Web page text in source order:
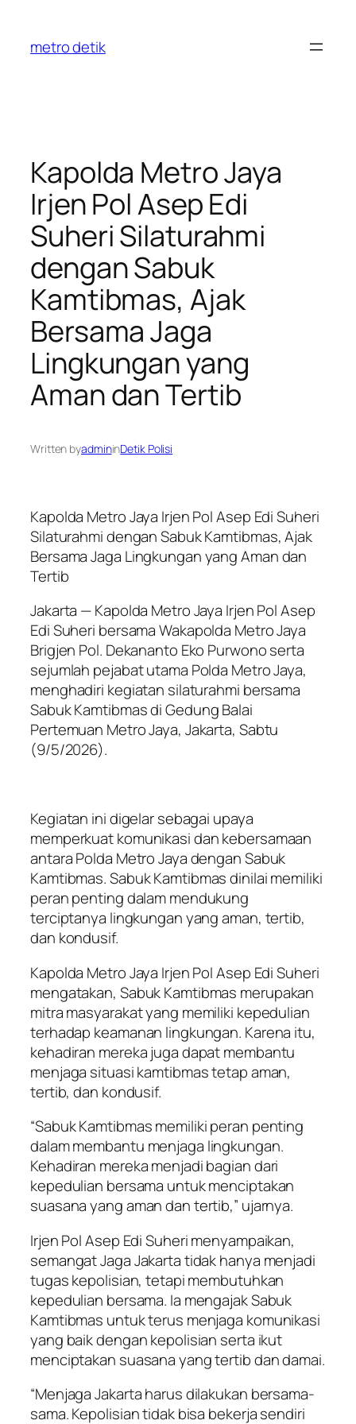
content
metro detik
Kapolda Metro Jaya
Irjen Pol Asep Edi
Suheri Silaturahmi
dengan Sabuk
Kamtibmas, Ajak
Bersama Jaga
Lingkungan yang
Aman dan Tertib
Written byadmininDetik Polisi
Kapolda Metro Jaya Irjen Pol Asep Edi Suheri
Silaturahmi dengan Sabuk Kamtibmas, Ajak
Bersama Jaga Lingkungan yang Aman dan
Tertib
Jakarta — Kapolda Metro Jaya Irjen Pol Asep
Edi Suheri bersama Wakapolda Metro Jaya
Brigjen Pol. Dekananto Eko Purwono serta
sejumlah pejabat utama Polda Metro Jaya,
menghadiri kegiatan silaturahmi bersama
Sabuk Kamtibmas di Gedung Balai
Pertemuan Metro Jaya, Jakarta, Sabtu
(9/5/2026).
Kegiatan ini digelar sebagai upaya
memperkuat komunikasi dan kebersamaan
antara Polda Metro Jaya dengan Sabuk
Kamtibmas. Sabuk Kamtibmas dinilai memiliki
peran penting dalam mendukung
terciptanya lingkungan yang aman, tertib,
dan kondusif.
Kapolda Metro Jaya Irjen Pol Asep Edi Suheri
mengatakan, Sabuk Kamtibmas merupakan
mitra masyarakat yang memiliki kepedulian
terhadap keamanan lingkungan. Karena itu,
kehadiran mereka juga dapat membantu
menjaga situasi kamtibmas tetap aman,
tertib, dan kondusif.
“Sabuk Kamtibmas memiliki peran penting
dalam membantu menjaga lingkungan.
Kehadiran mereka menjadi bagian dari
kepedulian bersama untuk menciptakan
suasana yang aman dan tertib,” ujarnya.
Irjen Pol Asep Edi Suheri menyampaikan,
semangat Jaga Jakarta tidak hanya menjadi
tugas kepolisian, tetapi membutuhkan
kepedulian bersama. Ia mengajak Sabuk
Kamtibmas untuk terus menjaga komunikasi
yang baik dengan kepolisian serta ikut
menciptakan suasana yang tertib dan damai.
“Menjaga Jakarta harus dilakukan bersama-
sama. Kepolisian tidak bisa bekerja sendiri